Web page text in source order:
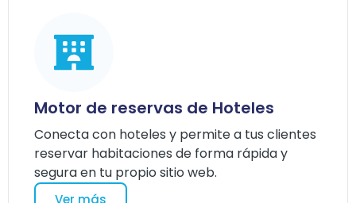
Motor de reservas de Hoteles
Conecta con hoteles y permite a tus clientes
reservar habitaciones de forma rápida y
segura en tu propio sitio web.
Ver más